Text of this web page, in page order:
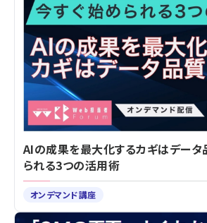
AIの成果を最大化するカギはデータ
られる3つの活用術
オンデマンド講座